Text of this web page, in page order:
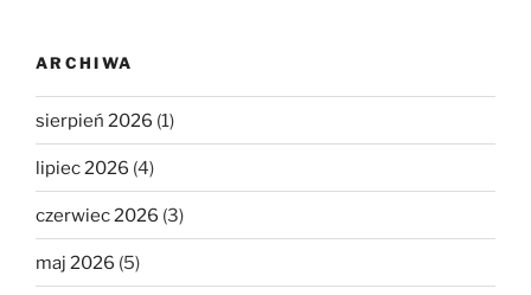
ARCHIWA
sierpień 2026 (1)
lipiec 2026 (4)
czerwiec 2026 (3)
maj 2026 (5)